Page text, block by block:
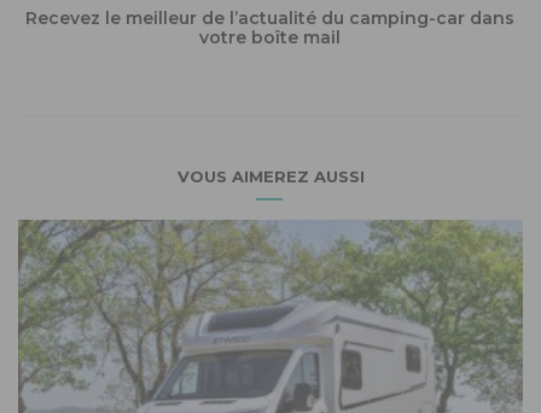
Recevez le meilleur de l’actualité du camping-car dans
votre boîte mail
VOUS AIMEREZ AUSSI